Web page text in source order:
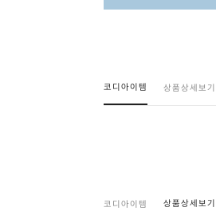
코디아이템 상품상세보기
코디아이템 상품상세보기